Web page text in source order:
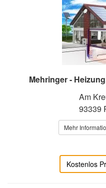
Mehringer -
Am
93339
Mehr
Kostenlos